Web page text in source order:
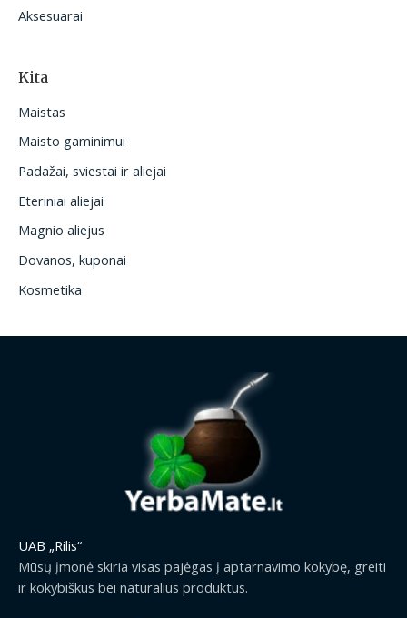
Aksesuarai
Kita
Maistas
Maisto gaminimui
Padažai, sviestai ir aliejai
Eteriniai aliejai
Magnio aliejus
Dovanos, kuponai
Kosmetika
UAB „Rilis“
Mūsų įmonė skiria visas pajėgas į aptarnavimo kokybę, greiti
ir kokybiškus bei natūralius produktus.